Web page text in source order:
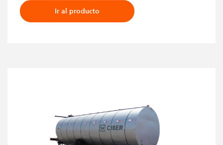
Ir al producto